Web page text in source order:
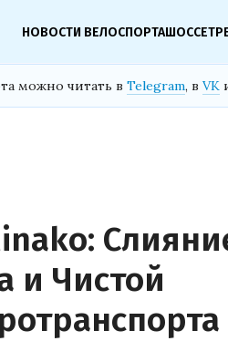
НОВОСТИ ВЕЛОСПОРТАШОССЕ
можно читать в Telegram, в VK
и Чистой